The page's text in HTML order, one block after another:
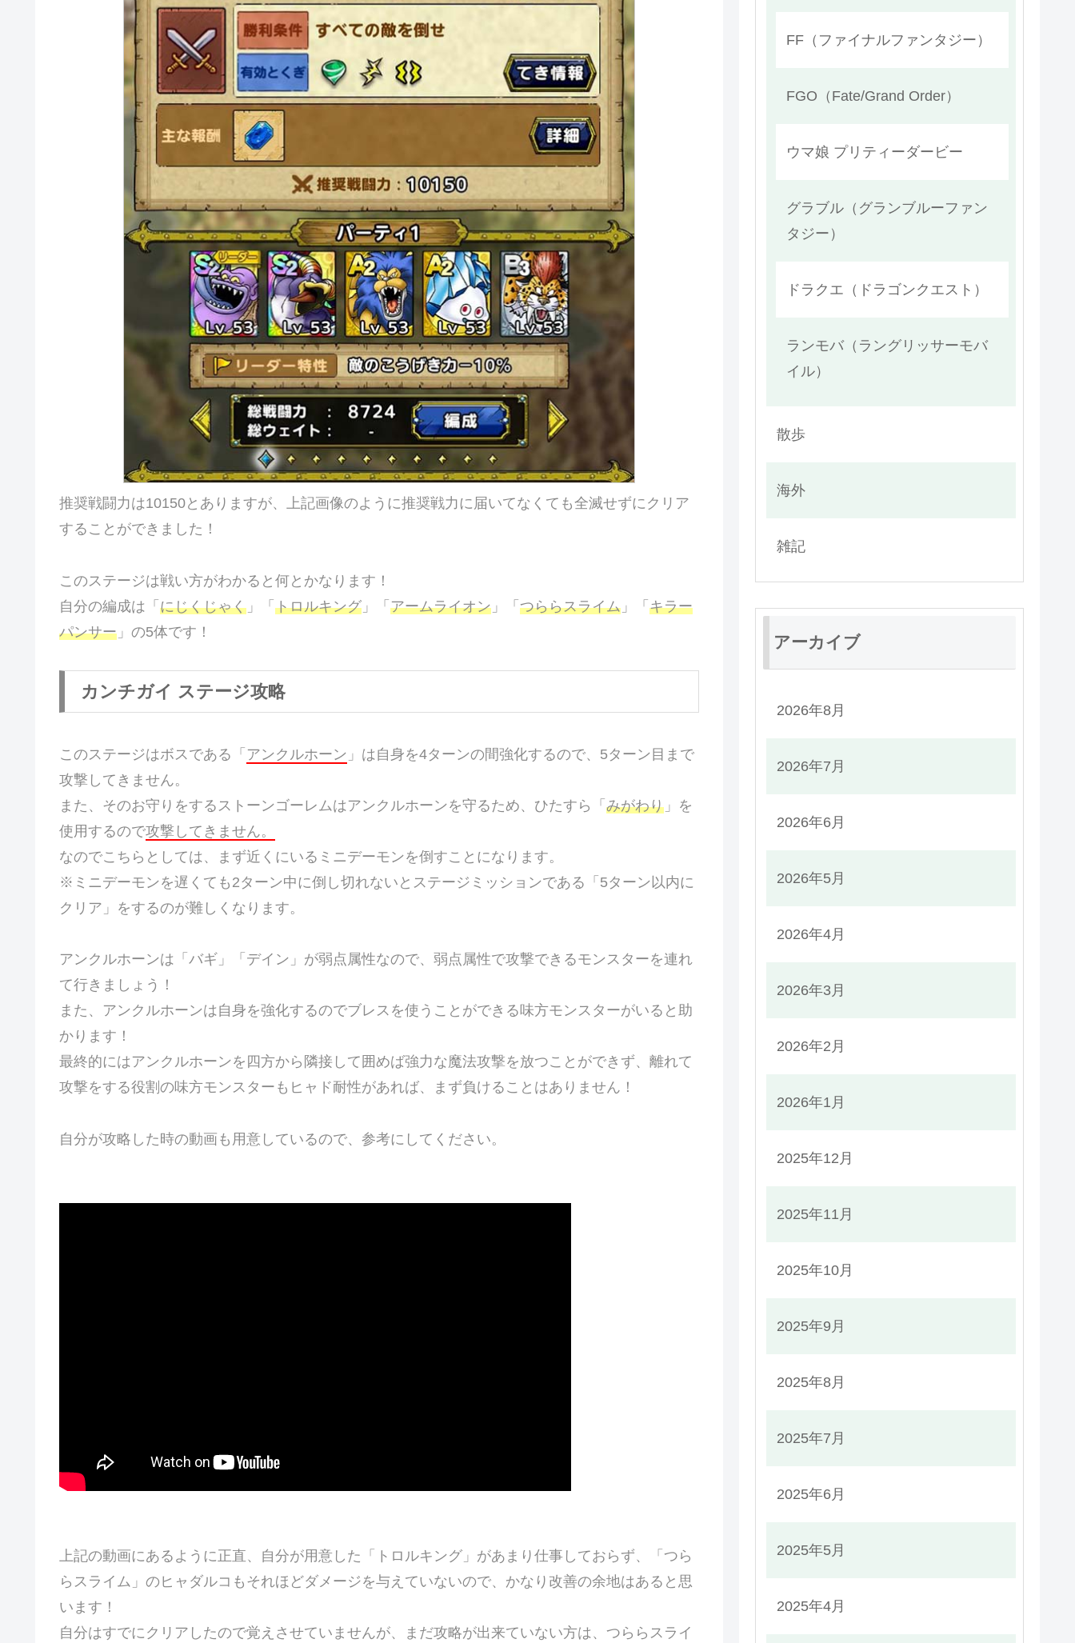
推奨戦闘力は10150とありますが、上記画像のように推奨戦力に届いてなくても全滅せずにクリア
することができました！
このステージは戦い方がわかると何とかなります！
自分の編成は「 にじくじゃく 」「 トロルキング 」「 アームライオン 」「 つららスライム 」「 キラー
パンサー 」の5体です！
カンチガイ ステージ攻略
このステージはボスである「 アンクルホーン 」は自身を4ターンの間強化するので、5ターン目まで
攻撃してきません。
また、そのお守りをするストーンゴーレムはアンクルホーンを守るため、ひたすら「 みがわり 」を
使用するので攻撃してきません。
なのでこちらとしては、まず近くにいるミニデーモンを倒すことになります。
※ミニデーモンを遅くても2ターン中に倒し切れないとステージミッションである「5ターン以内に
クリア」をするのが難しくなります。
アンクルホーンは「バギ」「デイン」が弱点属性なので、弱点属性で攻撃できるモンスターを連れ
て行きましょう！
また、アンクルホーンは自身を強化するのでブレスを使うことができる味方モンスターがいると助
かります！
最終的にはアンクルホーンを四方から隣接して囲めば強力な魔法攻撃を放つことができず、離れて
攻撃をする役割の味方モンスターもヒャド耐性があれば、まず負けることはありません！
自分が攻略した時の動画も用意しているので、参考にしてください。
上記の動画にあるように正直、自分が用意した「トロルキング」があまり仕事しておらず、「つら
らスライム」のヒャダルコもそれほどダメージを与えていないので、かなり改善の余地はあると思
います！
自分はすでにクリアしたので覚えさせていませんが、まだ攻略が出来ていない方は、つららスライ
FF（ファイナルファンタジー）
FGO（Fate/Grand Order）
ウマ娘 プリティーダービー
グラブル（グランブルーファン
タジー）
ドラクエ（ドラゴンクエスト）
ランモバ（ラングリッサーモバ
イル）
散歩
海外
雑記
アーカイブ
2026年8月
2026年7月
2026年6月
2026年5月
2026年4月
2026年3月
2026年2月
2026年1月
2025年12月
2025年11月
2025年10月
2025年9月
2025年8月
2025年7月
2025年6月
2025年5月
2025年4月